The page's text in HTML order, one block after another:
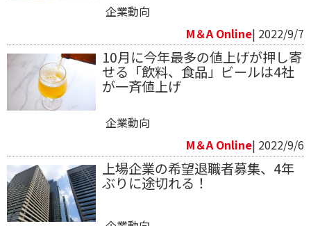
企業動向
M＆A Online| 2022/9/7
10月に今年最多の値上げが押し寄
せる「飲料、 食品」ビールは4社
が一斉値上げ
企業動向
M＆A Online| 2022/9/6
上場企業の希望退職者募集、4年
ぶりに途切れる！